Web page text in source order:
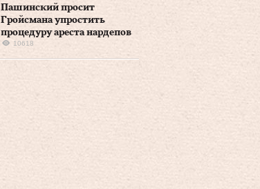
Пашинский просит
Гройсмана упростить
процедуру ареста нардепов
10618